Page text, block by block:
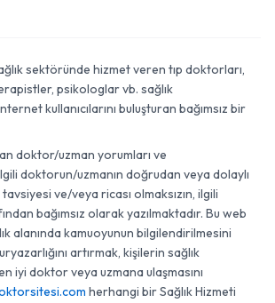
sektöründe hizmet veren tıp doktorları,
psikologlar vb. sağlık
kullanıcılarını buluşturan bağımsız bir
doktor/uzman yorumları ve
doktorun/uzmanın doğrudan veya dolaylı
ve/veya ricası olmaksızın, ilgili
bağımsız olarak yazılmaktadır. Bu web
alanında kamuoyunun bilgilendirilmesini
artırmak, kişilerin sağlık
iyi doktor veya uzmana ulaşmasını
herhangi bir Sağlık Hizmeti